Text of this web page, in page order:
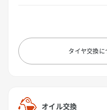
タイヤ交換に
オイル交換